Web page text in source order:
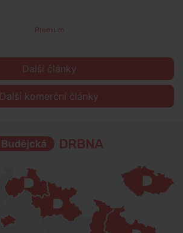
Premium
Další články
Další komerční články